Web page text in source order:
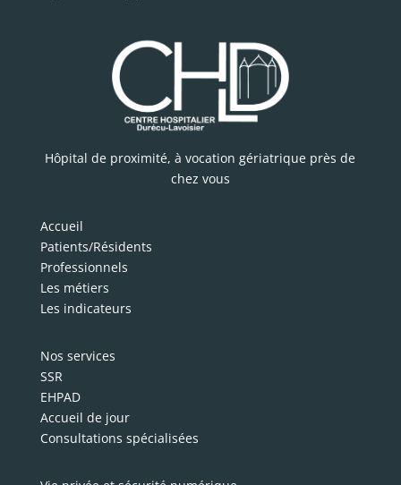
Hôpital de proximité, à vocation gériatrique près de
chez vous
Accueil
Patients/Résidents
Professionnels
Les métiers
Les indicateurs
Nos services
SSR
EHPAD
Accueil de jour
Consultations spécialisées